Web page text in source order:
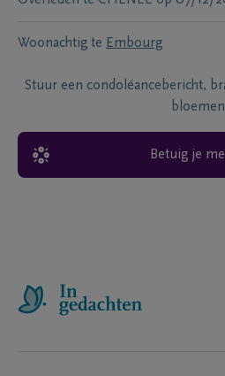
Woonachtig te Embourg
Stuur een condoléancebericht,
bloemen
Betuig je